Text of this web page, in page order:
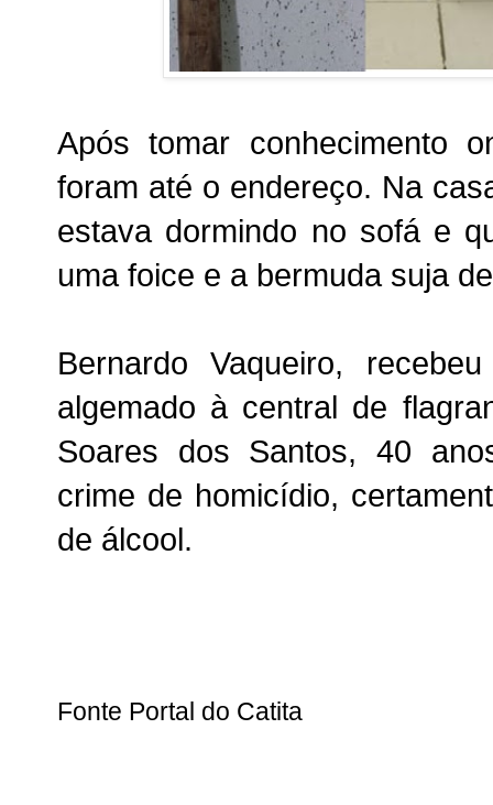
Após tomar conhecimento
foram até o endereço. Na
estava dormindo no sofá e
uma foice e a bermuda suja
Bernardo Vaqueiro,
algemado à central de
Soares dos Santos, 40
crime de homicídio,
de álcool.
Fonte Portal do Catita